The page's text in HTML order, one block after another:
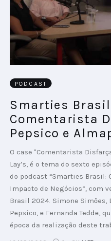
PODCAST
Smarties Brasil
Comentarista
Pepsico e
O case "Comentarista
Lay’s, é o tema do sexto
do podcast “Smarties Brasil:
Impacto de Negócios”, com
Brasil 2024. Simone
Pepsico, e Fernanda Tedde,
época da realização deste